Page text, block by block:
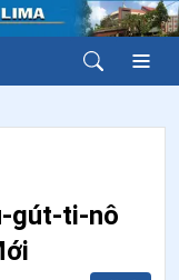
gút-ti-nô